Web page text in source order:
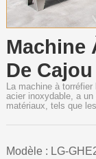
Machine
De
La machine à
acier inoxydable, a
matériaux, tels que
Modèle : LG-